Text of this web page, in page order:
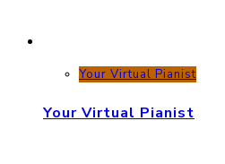
Your Virtual Pianist
Your Virtual Pianist